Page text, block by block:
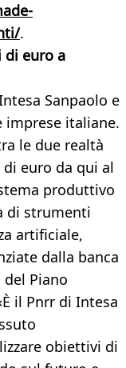
.
di euro a
Sanpaolo e
imprese italiane.
le due realtà
euro da qui al
produttivo
di strumenti
artificiale,
dalla banca
Piano
il Pnrr di Intesa
obiettivi di